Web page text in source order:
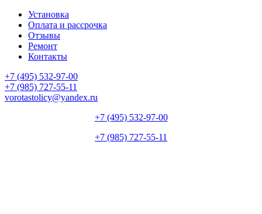
Установка
Оплата и рассрочка
Отзывы
Ремонт
Контакты
+7 (495) 532-97-00
+7 (985) 727-55-11
vorotastolicy@yandex.ru
+7 (495) 532-97-00
+7 (985) 727-55-11